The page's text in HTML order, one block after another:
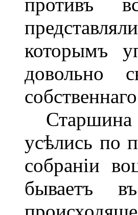
противъ
которымъ
довольно
Старшина
усѣлись по
собраніи
бываетъ